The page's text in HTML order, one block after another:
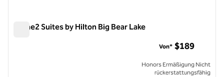
Home2 Suites by Hilton Big Bear Lake
Von* $189
Honors Ermäßigung Nicht
rückerstattungsfähig